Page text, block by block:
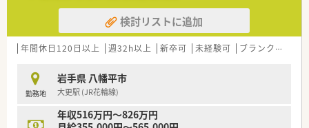
検討リストに追加
年間休日120日以上 週32h以上 新卒可 未経験可 ブランク可
勤務地
岩手県 八幡平市
大更駅 (JR花輪線)
年収516万円～826万円